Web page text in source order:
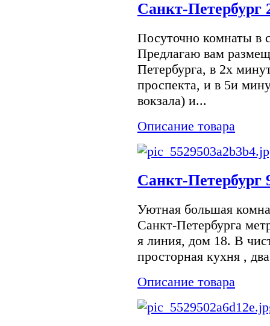
Санкт-Петербург
Посуточно комнаты в
Предлагаю вам
Петербурга, в 2х
проспекта, и в 5и
вокзала) и...
Описание товара
Санкт-Петербург
Уютная большая
Санкт-Петербурга
я линия, дом 18. В
просторная кухня ,
Описание товара